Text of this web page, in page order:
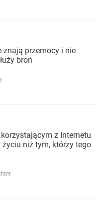
znają przemocy i nie
broń
z Internetu
życiu niż tym, którzy tego